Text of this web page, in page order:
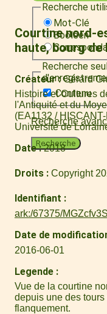
Recherche
Mot-Clé
Booléen
Recherche
Contenu
Recherche
Recherche
Courtine nord-
haute, bourg de
Créateur
Gérard
Histoire et Cultures
l'Antiquité et du
(EA1132 /
Université de
Date 2018
Droits Copyright
Identifiant
ark:/67375/
Date de
2016-06-01
Legende
Vue de la courtine
depuis une des tours
flanquement.